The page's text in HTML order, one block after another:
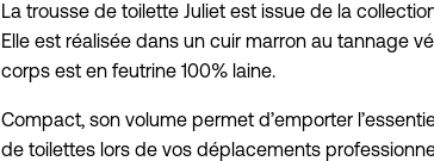
La trousse de toilette Juliet est issue de la
Elle est réalisée dans un cuir marron au tannage
corps est en feutrine 100% laine.
Compact, son volume permet d’emporter
de toilettes lors de vos déplacements